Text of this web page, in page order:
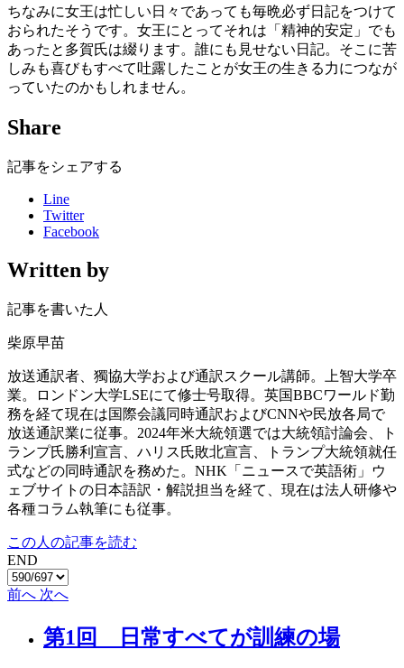
ちなみに女王は忙しい日々であっても毎晩必ず日記をつけて
おられたそうです。女王にとってそれは「精神的安定」でも
あったと多賀氏は綴ります。誰にも見せない日記。そこに苦
しみも喜びもすべて吐露したことが女王の生きる力につなが
っていたのかもしれません。
Share
記事をシェアする
Line
Twitter
Facebook
Written by
記事を書いた人
柴原早苗
放送通訳者、獨協大学および通訳スクール講師。上智大学卒
業。ロンドン大学LSEにて修士号取得。英国BBCワールド勤
務を経て現在は国際会議同時通訳およびCNNや民放各局で
放送通訳業に従事。2024年米大統領選では大統領討論会、ト
ランプ氏勝利宣言、ハリス氏敗北宣言、トランプ大統領就任
式などの同時通訳を務めた。NHK「ニュースで英語術」ウ
ェブサイトの日本語訳・解説担当を経て、現在は法人研修や
各種コラム執筆にも従事。
この人の記事を読む
END
前へ 次へ
第1回 日常すべてが訓練の場